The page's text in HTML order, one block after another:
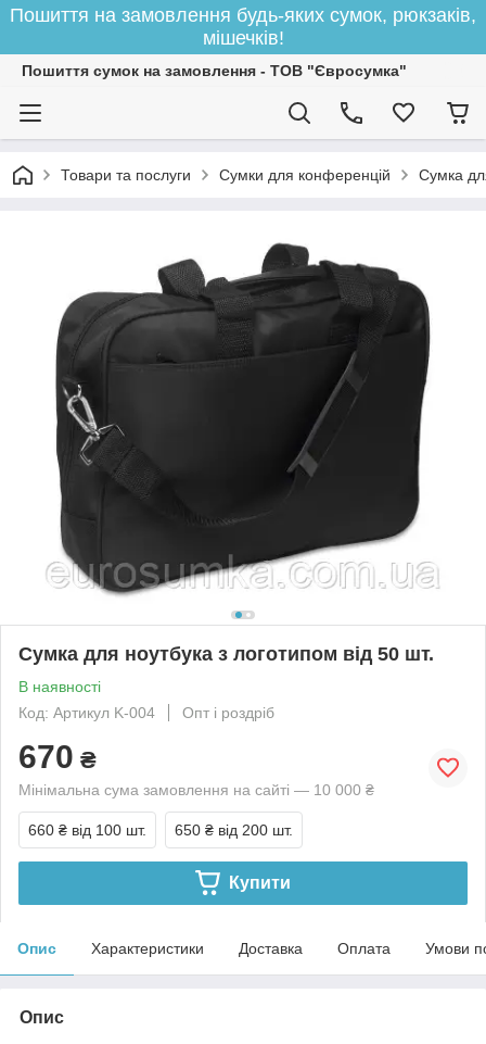
Пошиття на замовлення будь-яких сумок, рюкзаків,
мішечків!
Пошиття сумок на замовлення - ТОВ "Євросумка"
Товари та послуги Сумки для конференцій Сумка
Сумка для ноутбука з логотипом від 50 шт.
В наявності
Код: Артикул K-004
Опт і роздріб
670 ₴
Мінімальна сума замовлення на сайті — 10 000 ₴
660 ₴ від 100 шт. 650 ₴ від 200 шт.
Купити
Опис Характеристики Доставка Оплата Умови
Опис